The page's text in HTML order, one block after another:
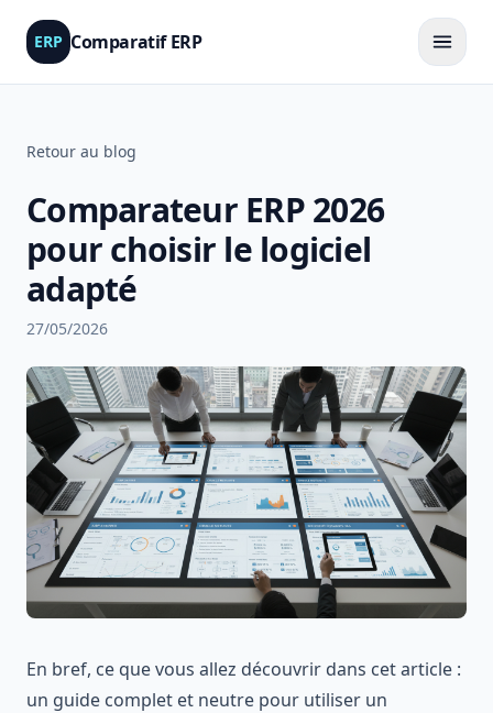
ERP Comparatif ERP
Retour au blog
Comparateur ERP 2026
pour choisir le logiciel
adapté
27/05/2026
En bref, ce que vous allez découvrir dans cet article :
un guide complet et neutre pour utiliser un